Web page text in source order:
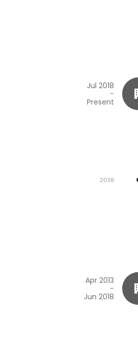
Jul 2018
-
Present
2018
Apr 2013
-
Jun 2018